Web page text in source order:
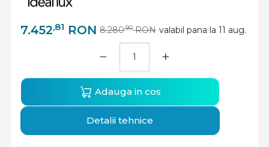
7.452,81 RON 8.280,90 RON valabil pana la 11 aug.
− +
Adauga in cos
Detalii tehnice